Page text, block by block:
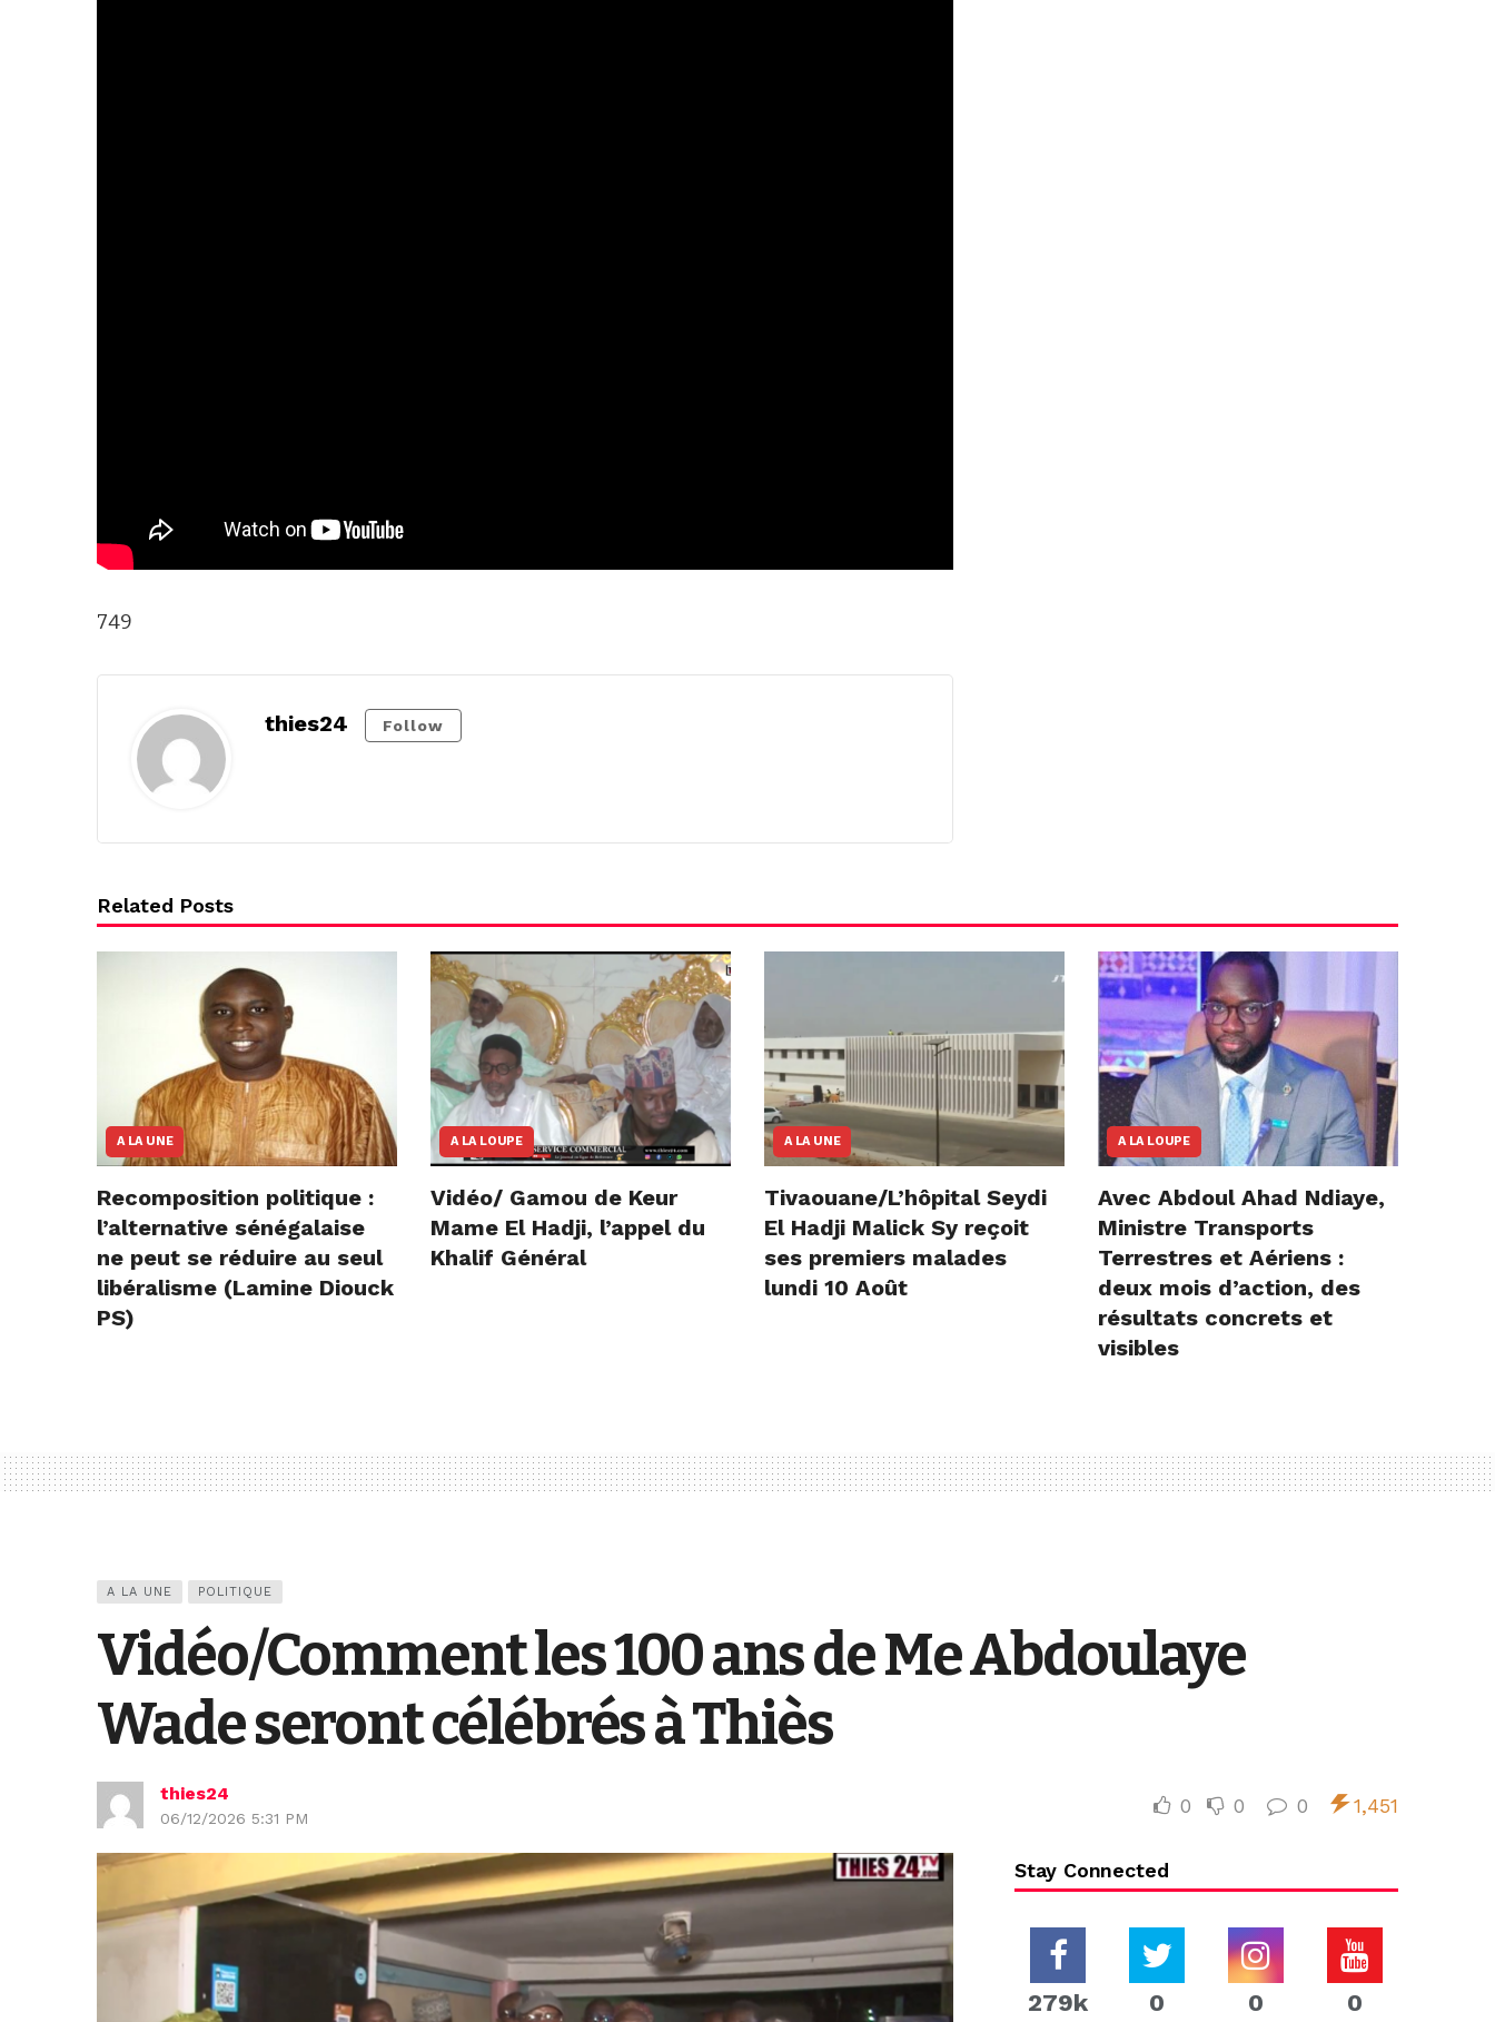
749
thies24 Follow
Related Posts
A LA UNE
Recomposition politique :
l’alternative sénégalaise
ne peut se réduire au seul
libéralisme (Lamine Diouck
PS)
A LA LOUPE
Vidéo/ Gamou de Keur
Mame El Hadji, l’appel du
Khalif Général
A LA UNE
Tivaouane/L’hôpital Seydi
El Hadji Malick Sy reçoit
ses premiers malades
lundi 10 Août
A LA LOUPE
Avec Abdoul Ahad Ndiaye,
Ministre Transports
Terrestres et Aériens :
deux mois d’action, des
résultats concrets et
visibles
A LA UNE POLITIQUE
Vidéo/Comment les 100 ans de Me Abdoulaye
Wade seront célébrés à Thiès
thies24
06/12/2026 5:31 PM
0 0 0 1,451
Stay Connected
279k 0 0 0